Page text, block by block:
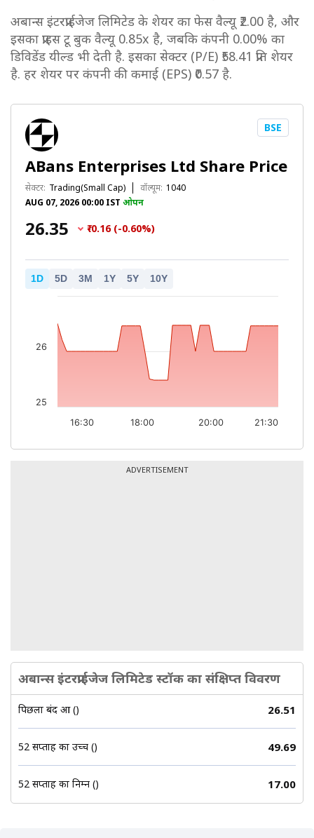
अबान्स इंटरप्राईजेज लिमिटेड के शेयर का फेस वैल्यू ₹2.00 है, और
इसका प्राइस टू बुक वैल्यू 0.85x है, जबकि कंपनी 0.00% का
डिविडेंड यील्ड भी देती है. इसका सेक्टर (P/E) ₹58.41 प्रति शेयर
है. हर शेयर पर कंपनी की कमाई (EPS) ₹0.57 है.
ABans Enterprises Ltd Share Price
सेक्टर: Trading(Small Cap) वॉल्यूम: 1040
AUG 07, 2026 00:00 IST ओपन
BSE
₹26.35 ₹-0.16 (-0.60%)
1D 5D 3M 1Y 5Y 10Y
16:30 18:00 20:00 21:30
25
26
ADVERTISEMENT
अबान्स इंटरप्राईजेज लिमिटेड स्टॉक का संक्षिप्त विवरण
पिछला बंद हुआ (₹) 26.51
52 सप्ताह का उच्च (₹) 49.69
52 सप्ताह का निम्न (₹) 17.00